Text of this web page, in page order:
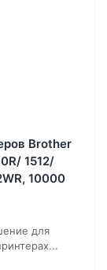
Brother
1512/
10000
для